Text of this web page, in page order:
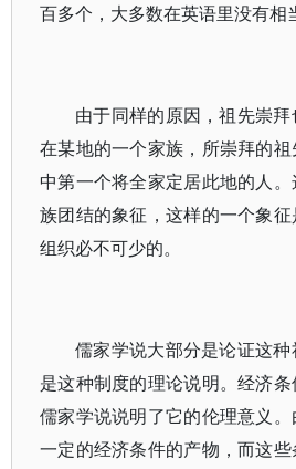
百多个，大多数在英语里没有相
由于同样的原因，祖先崇
在某地的一个家族，所崇拜的
中第一个将全家定居此地的人
族团结的象征，这样的一个象
组织必不可少的。
儒家学说大部分是论证这
是这种制度的理论说明。经济条
儒家学说说明了它的伦理意义
一定的经济条件的产物，而这